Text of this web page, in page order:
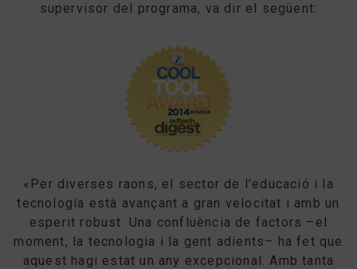
supervisor del programa, va dir el següent:
«Per diverses raons, el sector de l’educació i la
tecnología està avançant a gran velocitat i amb un
esperit robust. Una confluència de factors –el
moment, la tecnologia i la gent adients– ha fet que
aquest hagi estat un any excepcional. Amb tanta